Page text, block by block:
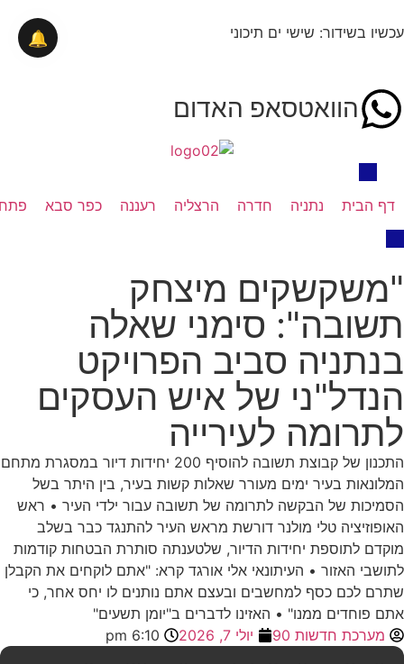
עכשיו בשידור: שישי ים תיכוני
הוואטסאפ האדום
דף הבית נתניה חדרה הרצליה רעננה כפר סבא
"משקשקים מיצחק
תשובה": סימני שאלה
בנתניה סביב הפרויקט
הנדל"ני של איש העסקים
לתרומה לעירייה
התכנון של קבוצת תשובה להוסיף 200 יחידות דיור במסגרת מתחם
המלונאות בעיר ימים מעורר שאלות קשות בעיר, בין היתר בשל
הסמיכות של הבקשה לתרומה של תשובה עבור ילדי העיר • ראש
האופוזיציה טלי מולנר דורשת מראש העיר להתנגד כבר בשלב
מוקדם לתוספת יחידות הדיור, שלטענתה סותרת הבטחות קודמות
לתושבי האזור • העיתונאי אלי אורגד קרא: "אתם לוקחים את הקבלן
שתרם לכם כסף למחשבים ובעצם אתם נותנים לו יחס אחר, כי
אתם פוחדים ממנו" • האזינו לדברים ב"יומן תשעים"
מערכת חדשות 90
יולי 7, 2026 6:10 pm
🔔